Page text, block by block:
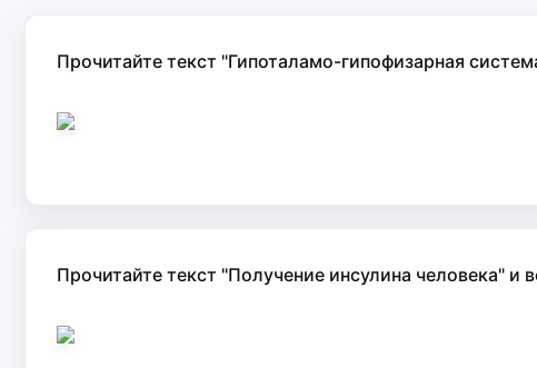
Прочитайте текст "Гипоталамо-гипофизарная
Прочитайте текст "Получение инсулина человека" и